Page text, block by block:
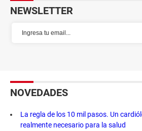
NEWSLETTER
NOVEDADES
La regla de los 10 mil pasos. Un
realmente necesario para la salud